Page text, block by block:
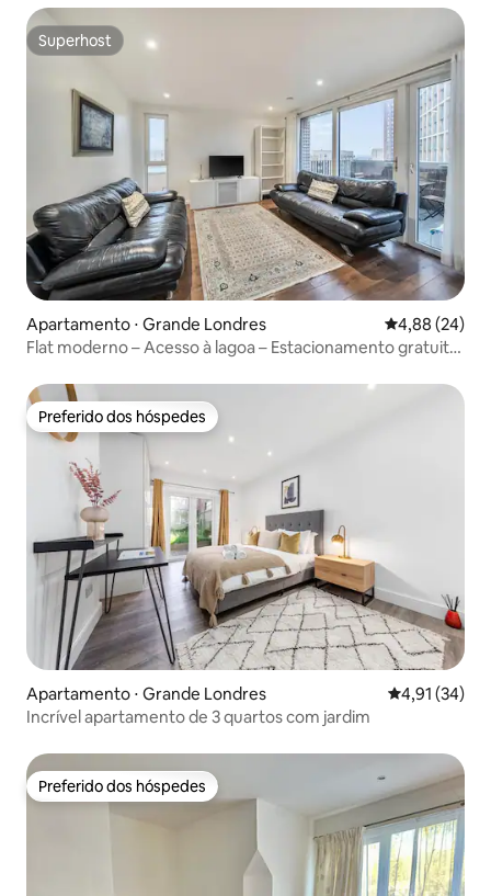
Superhost
Superhost
Apartamento ⋅ Grande Londres 4,88 de uma
4,88 (24)
Flat moderno – Acesso à lagoa – Estacionamento gratuito
Preferido dos hóspedes
Preferido dos hóspedes
Apartamento ⋅ Grande Londres 4,91 de uma
4,91 (34)
Incrível apartamento de 3 quartos com jardim
Preferido dos hóspedes
Preferido dos hóspedes